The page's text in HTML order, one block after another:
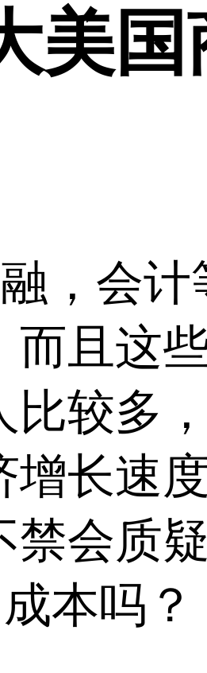
美
，会计
且这
较多
增长速
禁会质
本吗？